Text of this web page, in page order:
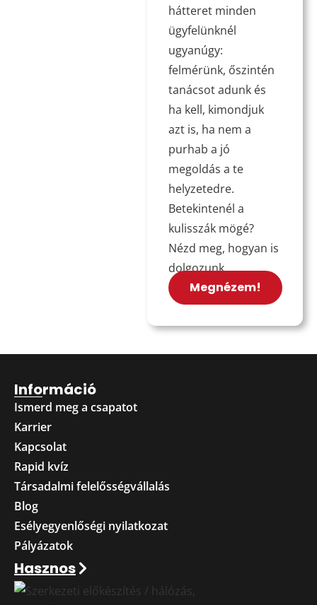
hátteret minden
ügyfelünknél
ugyanúgy:
felmérünk, őszintén
tanácsot adunk és
ha kell, kimondjuk
azt is, ha nem a
purhab a jó
megoldás a te
helyzetedre.
Betekintenél a
kulisszák mögé?
Nézd meg, hogyan is
dolgozunk.
Megnézem!
Információ
Ismerd meg a csapatot
Karrier
Kapcsolat
Rapid kvíz
Társadalmi felelősségvállalás
Blog
Esélyegyenlőségi nyilatkozat
Pályázatok
Hasznos